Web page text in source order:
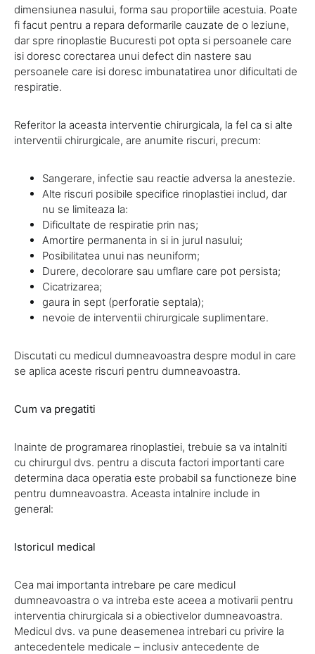
dimensiunea nasului, forma sau proportiile acestuia. Poate
fi facut pentru a repara deformarile cauzate de o leziune,
dar spre rinoplastie Bucuresti pot opta si persoanele care
isi doresc corectarea unui defect din nastere sau
persoanele care isi doresc imbunatatirea unor dificultati de
respiratie.
Referitor la aceasta interventie chirurgicala, la fel ca si alte
interventii chirurgicale, are anumite riscuri, precum:
Sangerare, infectie sau reactie adversa la anestezie.
Alte riscuri posibile specifice rinoplastiei includ, dar
nu se limiteaza la:
Dificultate de respiratie prin nas;
Amortire permanenta in si in jurul nasului;
Posibilitatea unui nas neuniform;
Durere, decolorare sau umflare care pot persista;
Cicatrizarea;
gaura in sept (perforatie septala);
nevoie de interventii chirurgicale suplimentare.
Discutati cu medicul dumneavoastra despre modul in care
se aplica aceste riscuri pentru dumneavoastra.
Cum va pregatiti
Inainte de programarea rinoplastiei, trebuie sa va intalniti
cu chirurgul dvs. pentru a discuta factori importanti care
determina daca operatia este probabil sa functioneze bine
pentru dumneavoastra. Aceasta intalnire include in
general:
Istoricul medical
Cea mai importanta intrebare pe care medicul
dumneavoastra o va intreba este aceea a motivarii pentru
interventia chirurgicala si a obiectivelor dumneavoastra.
Medicul dvs. va pune deasemenea intrebari cu privire la
antecedentele medicale – inclusiv antecedente de